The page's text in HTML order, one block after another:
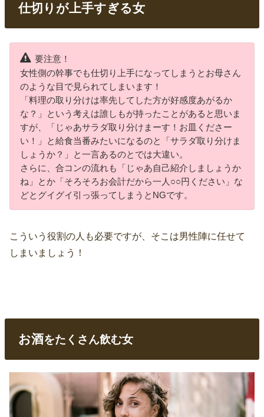
仕切りが上手すぎる女
要注意！
女性側の幹事でも仕切り上手になってしまうとお母さん
のような目で見られてしまいます！
「料理の取り分けは率先してした方が好感度あがるか
な？」という考えは誰しもが持ったことがあると思いま
すが、「じゃあサラダ取り分けまーす！お皿くださー
い！」と給食当番みたいになるのと「サラダ取り分けま
しょうか？」と一言あるのとでは大違い。
さらに、合コンの流れも「じゃあ自己紹介しましょうか
ね」とか「そろそろお会計だから一人○○円ください」な
どとグイグイ引っ張ってしまうとNGです。
こういう役割の人も必要ですが、そこは男性陣に任せて
しまいましょう！
お酒をたくさん飲む女